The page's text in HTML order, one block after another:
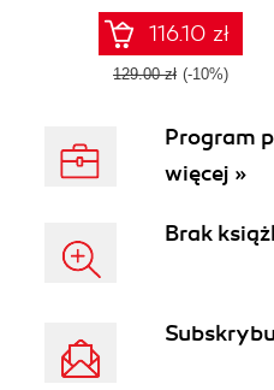
Practical recipes
for quantum
computer coding at
the gate and
116.10 zł
129.00 zł (-10%)
Program
więcej »
Brak